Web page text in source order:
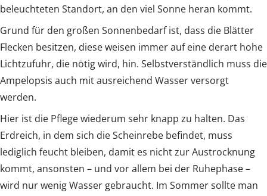
beleuchteten Standort, an den viel Sonne heran kommt.
Grund für den großen Sonnenbedarf ist, dass die Blätter
Flecken besitzen, diese weisen immer auf eine derart hohe
Lichtzufuhr, die nötig wird, hin. Selbstverständlich muss die
Ampelopsis auch mit ausreichend Wasser versorgt
werden.
Hier ist die Pflege wiederum sehr knapp zu halten. Das
Erdreich, in dem sich die Scheinrebe befindet, muss
lediglich feucht bleiben, damit es nicht zur Austrocknung
kommt, ansonsten – und vor allem bei der Ruhephase –
wird nur wenig Wasser gebraucht. Im Sommer sollte man